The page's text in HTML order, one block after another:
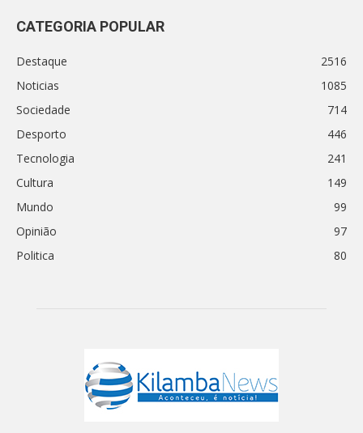
CATEGORIA POPULAR
Destaque
2516
Noticias
1085
Sociedade
714
Desporto
446
Tecnologia
241
Cultura
149
Mundo
99
Opinião
97
Politica
80